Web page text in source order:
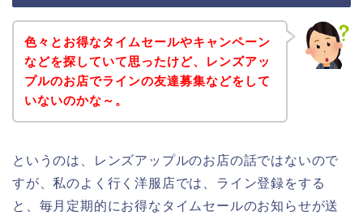
色々とお得なタイムセールやキャンペーン
などを探していて思ったけど、レンズアッ
プルのお店でラインの友達募集などをして
いないのかな～。
というのは、レンズアップルのお店の話ではないので
すが、私のよく行く洋服店では、ライン登録をする
と、毎月定期的にお得なタイムセールのお知らせが送